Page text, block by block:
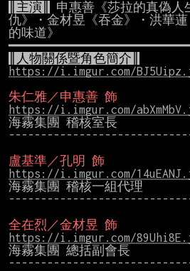
║主演║
申惠善《莎拉的真偽人
仇》・金材昱《吞金》・洪華
的味道》
║人物關係暨角色簡介║
https://i.imgur.com/
朱仁雅／申惠善 飾
https://i.imgur.com/
海霧集團 稽核室長
盧基準／孔明 飾
https://i.imgur.com/
海霧集團 稽核一組代理
全在烈／金材昱 飾
https://i.imgur.com/
海霧集團 總括副會長